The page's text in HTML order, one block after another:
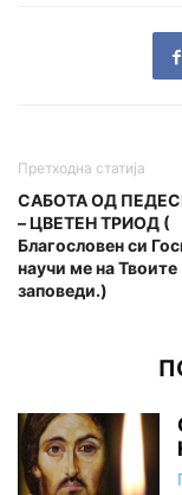
Претходна статија
САБОТА ОД
– ЦВЕТЕН ТРИОД (
Благословен си
научи ме на Твоите
заповеди.)